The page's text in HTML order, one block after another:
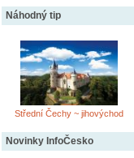
Náhodný tip
Střední Čechy ~ jihovýchod
Novinky InfoČesko